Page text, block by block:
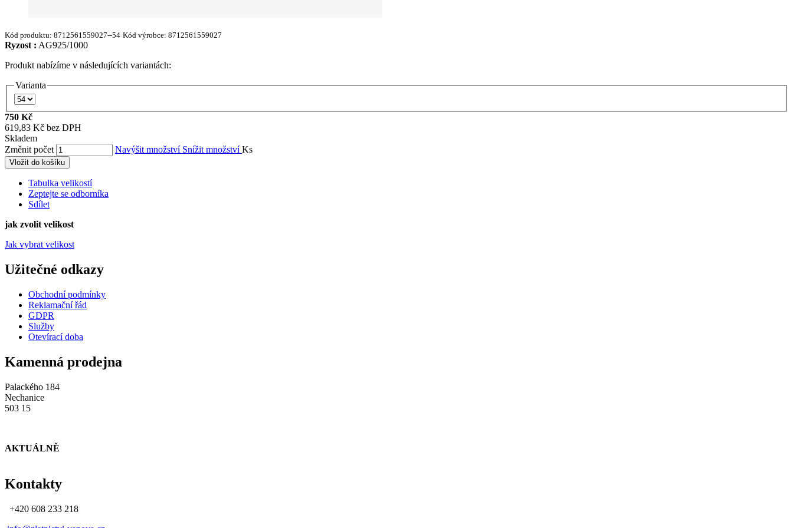
Kód produktu: 8712561559027--54 Kód výrobce: 8712561559027
Ryzost : AG925/1000
Produkt nabízíme v následujících variantách:
Varianta
750 Kč
619,83 Kč bez DPH
Skladem
Změnit počet
Navýšit množství Snížit množstvíKs
Vložit do košíku
Tabulka velikostí
Zeptejte se odborníka
Sdílet
jak zvolit velikost
Jak vybrat velikost
Užitečné odkazy
Obchodní podmínky
Reklamační řád
GDPR
Služby
Otevírací doba
Kamenná prodejna
Palackého 184
Nechanice
503 15
AKTUÁLNĚ
Kontakty
+420 608 233 218